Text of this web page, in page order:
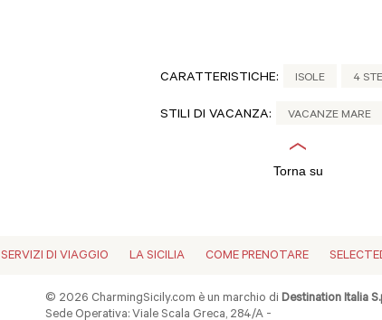
CARATTERISTICHE: ISOLE 4
STILI DI VACANZA: VACANZE MARE
Torna su
SERVIZI DI VIAGGIO LA SICILIA COME PRENOTARE
© 2026 CharmingSicily.com è un marchio diDestination Italia
Sede Operativa: Viale Scala Greca, 284/A -